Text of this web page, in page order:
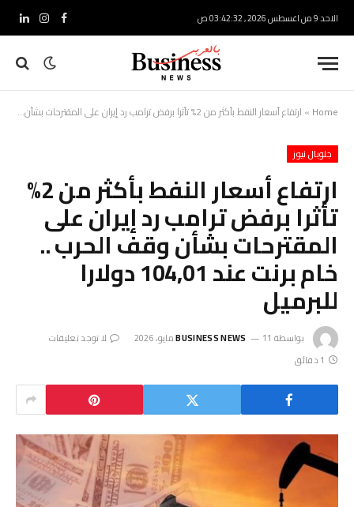
الاحد 9 من اغسطس 2026 , 03:42:33 ص فيسبوكالانستغرام
Home
» ارتفاع أسعار النفط بأكثر من 2% تأثرا برفض ترامب رد إيران على المقترحات بشأن وقف الحرب .. خام برنت عند 104,01 دولارا للبرميل
جلوبال نيوز
ارتفاع أسعار النفط بأكثر من 2%
تأثرا برفض ترامب رد إيران على
المقترحات بشأن وقف الحرب ..
خام برنت عند 104,01 دولارا
للبرميل
بواسطة BUSINESS NEWS 11 مايو، 2026
لا توجد تعليقات
1 دقائق